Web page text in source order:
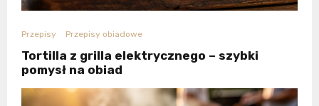
Przepisy Przepisy obiadowe
Tortilla z grilla elektrycznego – szybki
pomysł na obiad